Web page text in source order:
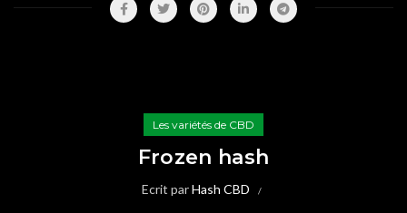
Les variétés de CBD
Frozen hash
Ecrit parHash CBD